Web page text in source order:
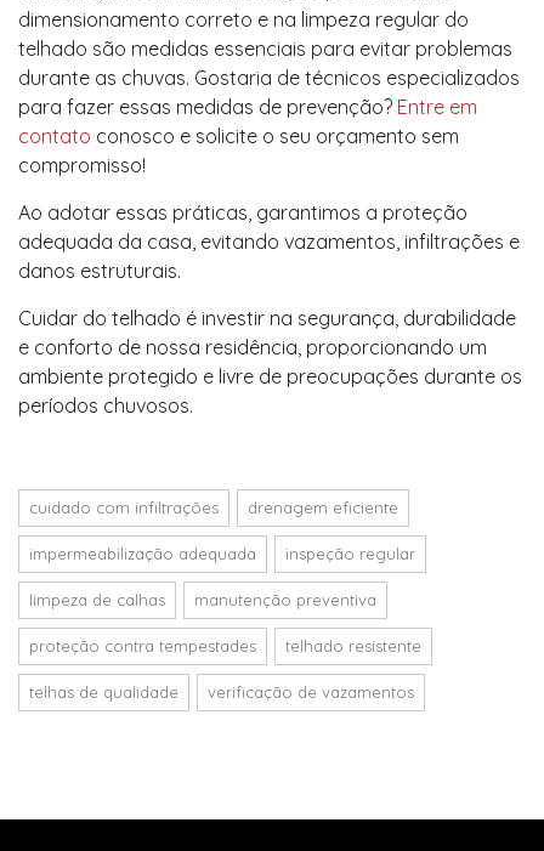
dimensionamento correto e na limpeza regular do
telhado são medidas essenciais para evitar problemas
durante as chuvas. Gostaria de técnicos especializados
para fazer essas medidas de prevenção? Entre em
contato conosco e solicite o seu orçamento sem
compromisso!
Ao adotar essas práticas, garantimos a proteção
adequada da casa, evitando vazamentos, infiltrações e
danos estruturais.
Cuidar do telhado é investir na segurança, durabilidade
e conforto de nossa residência, proporcionando um
ambiente protegido e livre de preocupações durante os
períodos chuvosos.
cuidado com infiltrações drenagem eficiente
impermeabilização adequada inspeção regular
limpeza de calhas manutenção preventiva
proteção contra tempestades telhado resistente
telhas de qualidade verificação de vazamentos